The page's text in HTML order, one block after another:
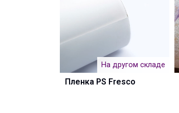
На другом складе
Пленка PS Fresco